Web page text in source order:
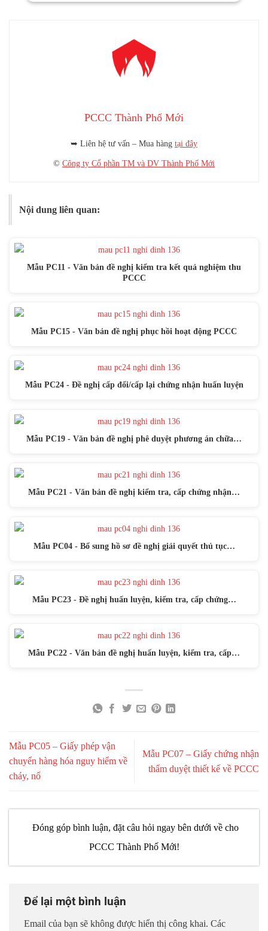
PCCC Thành Phố Mới
➥ Liên hệ tư vấn – Mua hàng tại đây
© Công ty Cổ phần TM và DV Thành Phố Mới
Nội dung liên quan:
Mẫu PC11 - Văn bản đề nghị kiểm tra kết quả nghiệm thu
PCCC
Mẫu PC15 - Văn bản đề nghị phục hồi hoạt động PCCC
Mẫu PC24 - Đề nghị cấp đổi/cấp lại chứng nhận huấn luyện
Mẫu PC19 - Văn bản đề nghị phê duyệt phương án chữa…
Mẫu PC21 - Văn bản đề nghị kiểm tra, cấp chứng nhận…
Mẫu PC04 - Bổ sung hồ sơ đề nghị giải quyết thủ tục…
Mẫu PC23 - Đề nghị huấn luyện, kiểm tra, cấp chứng…
Mẫu PC22 - Văn bản đề nghị huấn luyện, kiểm tra, cấp…
Mẫu PC05 – Giấy phép vận
chuyển hàng hóa nguy hiểm về
cháy, nổ
Mẫu PC07 – Giấy chứng nhận
thẩm duyệt thiết kế về PCCC
Đóng góp bình luận, đặt câu hỏi ngay bên dưới về cho
PCCC Thành Phố Mới!
Để lại một bình luận
Email của bạn sẽ không được hiển thị công khai. Các